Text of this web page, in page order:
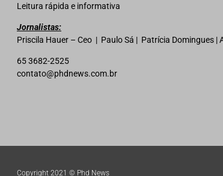
Leitura rápida e informativa
Jornalistas:
Priscila Hauer – Ceo | Paulo Sá | Patrícia Domingues |
65 3682-2525
contato@phdnews.com.br
Copyright 2021 © Phd News